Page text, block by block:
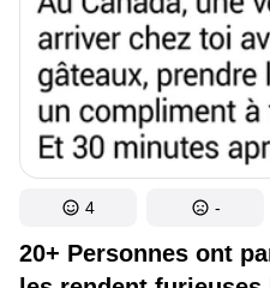
20+ Personnes ont
4 -